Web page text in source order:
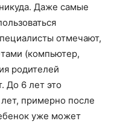
Даже самые
отмечают,
(компьютер,
родителей
До 6 лет это
примерно после
уже может